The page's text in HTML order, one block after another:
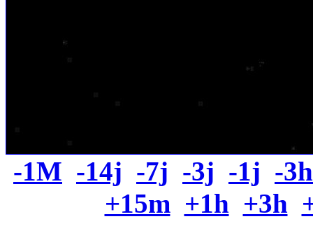
-1M -14j -7j -3j -1j -3h
+15m +1h +3h